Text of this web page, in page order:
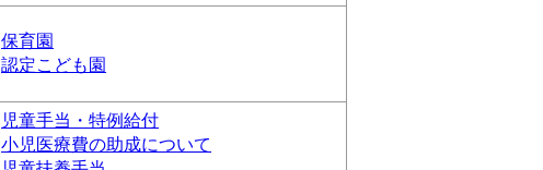
保育園
認定こども園
児童手当・特例給付
小児医療費の助成について